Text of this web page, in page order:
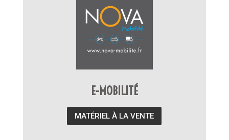
E-MOBILITÉ
MATÉRIEL À LA VENTE